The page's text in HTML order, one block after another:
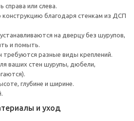
или слева.
конструкцию благодаря стенкам из ДСП
на дверцу без шурупов,
и помыть.
требуются разные виды креплений.
ваших стен шурупы, дюбели,
глубине и ширине.
и уход